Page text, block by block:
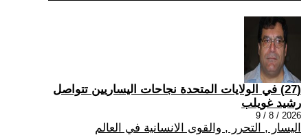
(27) في الولايات المتحدة نجاحات اليساريين تتواصل
رشيد غويلب
2026 / 8 / 9
اليسار , التحرر , والقوى الانسانية في العالم